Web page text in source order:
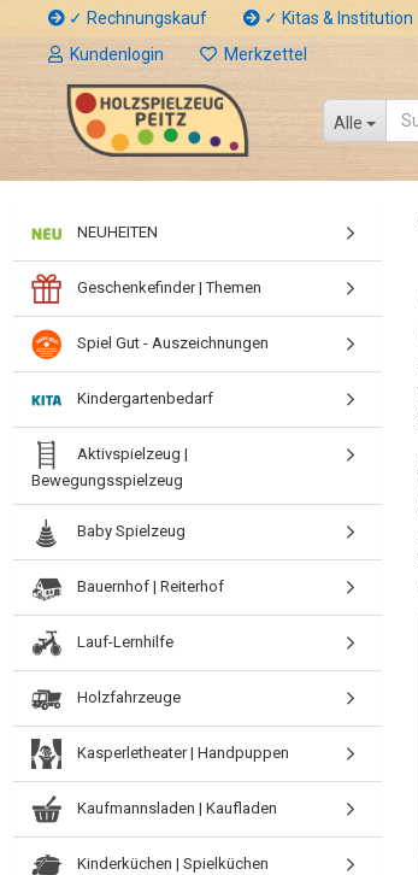
✓ Rechnungskauf ✓ Kitas & Institution
Kundenlogin
Merkzettel
Alle
NEUHEITEN
Geschenkefinder | Themen
Spiel Gut - Auszeichnungen
Kindergartenbedarf
Aktivspielzeug |
Bewegungsspielzeug
Baby Spielzeug
Bauernhof | Reiterhof
Lauf-Lernhilfe
Holzfahrzeuge
Kasperletheater | Handpuppen
Kaufmannsladen | Kaufladen
Kinderküchen | Spielküchen